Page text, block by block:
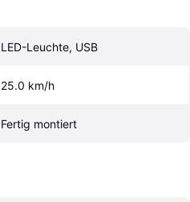
LED-Leuchte, USB
25.0 km/h
Fertig montiert